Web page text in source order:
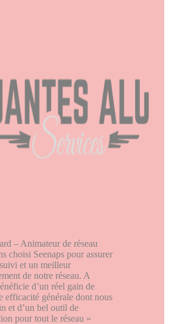
– Animateur de réseau
choisi Seenaps pour assurer
et un meilleur
de notre réseau. A
d’un réel gain de
efficacité générale dont nous
et d’un bel outil de
pour tout le réseau »